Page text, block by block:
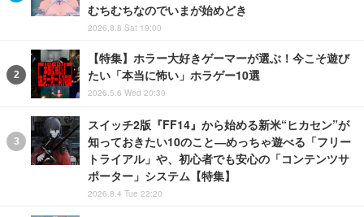
むちむちなのでいまが始めどき
2026.8.8 Sat 19:00
【特集】ホラー大好きゲーマーが選ぶ！今こそ遊び
たい「本当に怖い」ホラゲー10選
2026.5.6 Wed 20:30
スイッチ2版『FF14』から始める新米“ヒカセン”が
知っておきたい10のこと―めっちゃ遊べる「フリー
トライアル」や、初心者でも安心の「コンテンツサ
ポーター」システム【特集】
2026.8.4 Tue 22:20